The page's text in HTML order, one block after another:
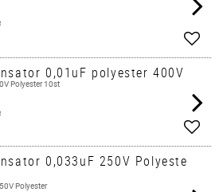
Add
0,01uF polyester 400V
Polyester 10st
Add
0,033uF 250V Polyeste
Polyester